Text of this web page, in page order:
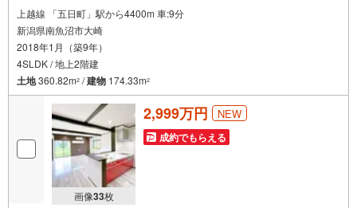
上越線 「五日町」駅から4400m 車:9分
新潟県南魚沼市大崎
2018年1月（築9年）
4SLDK / 地上2階建
土地360.82m2 /建物 174.33m2
画像33枚
2,999万円 NEW
成約でもらえる